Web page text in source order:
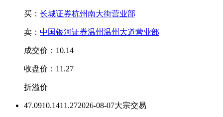
买： 长城证券杭州南大街营业部
卖： 中国银河证券温州温州大道营业部
成交价：10.14
收盘价：11.27
折溢价
47.0910.1411.272026-08-07大宗交易